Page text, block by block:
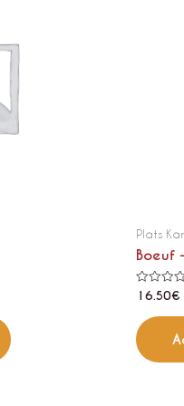
Plats
Boeuf
Rated
out
of
5
16.50€